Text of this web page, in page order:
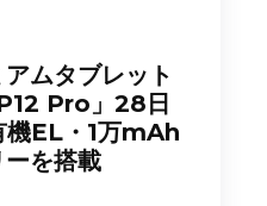
ムタブレット
Pro」28日
EL・1万mAh
を搭載